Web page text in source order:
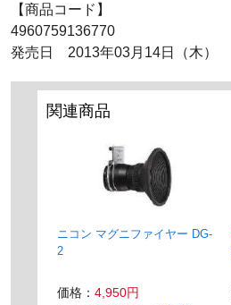
【商品コード】
4960759136770
発売日 2013年03月14日（木）
関連商品
ニコン マグニファイヤー DG-
2
価格： 4,950円